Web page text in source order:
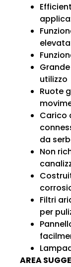
utilizzo
Ruote
Carico
da
Non
Filtri
per
AREA